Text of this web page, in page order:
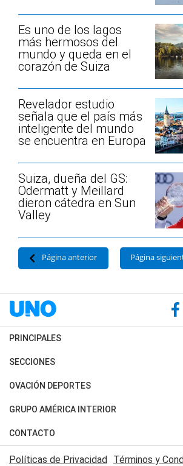
Es uno de los lagos
más hermosos del
mundo y queda en el
corazón de Suiza
Revelador estudio
señala que el país más
inteligente del mundo
se encuentra en Europa
Suiza, dueña del GS:
Odermatt y Meillard
dieron cátedra en Sun
Valley
Página anterior Página
PRINCIPALES
Últimas Noticias
Política
Judiciales
Economia
SECCIONES
Horóscopo
Motores
Trucos caseros
Series y Películas
OVACIÓN DEPORTES
Fútbol
Mundial
Automovilismo
GRUPO AMÉRICA INTERIOR
Canal 7 en Vivo
CONTACTO
Acerca de Nosotros
Políticas de Privacidad Términos y